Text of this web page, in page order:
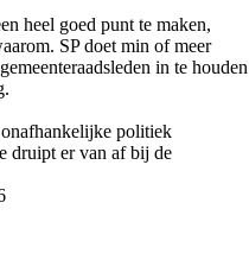
heel goed punt te maken,
SP doet min of meer
in te houden
onafhankelijke politiek
druipt er van af bij de